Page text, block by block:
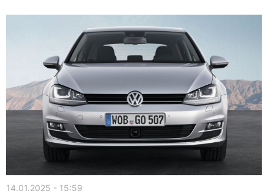
14.01.2025 - 15:59